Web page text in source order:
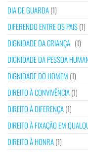
DIA DE GUARDA(1)
DIFERENDO ENTRE OS PAIS(1)
DIGNIDADE DA CRIANÇA (1)
DIGNIDADE DA PESSOA
DIGNIDADE DO HOMEM (1)
DIREITO À CONVIVÊNCIA(1)
DIREITO À DIFERENÇA(1)
DIREITO À FIXAÇÃO EM
DIREITO À HONRA(1)